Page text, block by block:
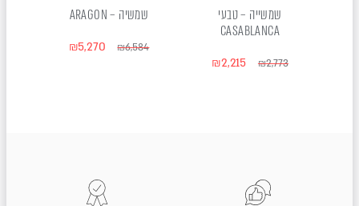
שמשייה – טבעי
CASABLANCA
₪2,773
₪2,215
שמשיה – ARAGON
₪6,584
₪5,270